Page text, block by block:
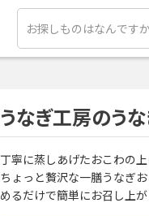
うなぎ工房のうな
丁寧に蒸しあげたおこわの上
ちょっと贅沢な一膳うなぎ
めるだけで簡単にお召し上が